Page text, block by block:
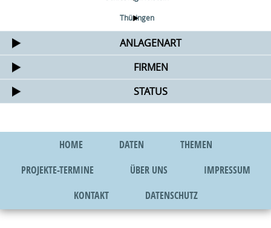
Thüringen
ANLAGENART
FIRMEN
STATUS
HOME DATEN
THEMEN
PROJEKTE-TERMINE
ÜBER UNS
IMPRESSUM
KONTAKT
DATENSCHUTZ